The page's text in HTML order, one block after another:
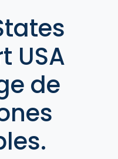
USA
de